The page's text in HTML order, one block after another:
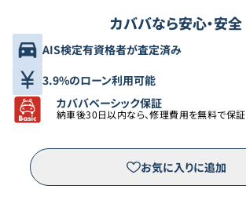
カババなら安心・安全
AIS検定有資格者が査定済み
3.9%のローン利用可能
カババベーシック保証
納車後30日以内なら、修理費用を無料で保証
お気に入りに追加